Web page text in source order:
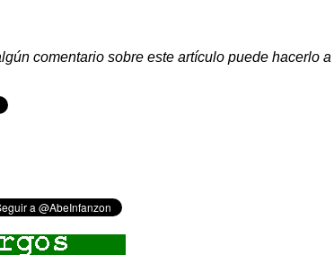
comentario sobre este artículo puede hacerlo a